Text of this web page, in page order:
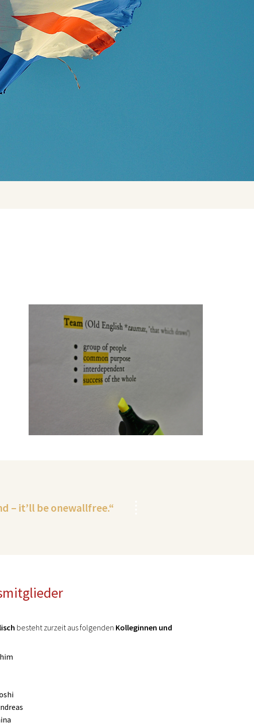
– it’ll be onewallfree.“
besteht zurzeit aus folgenden Kolleginnen und